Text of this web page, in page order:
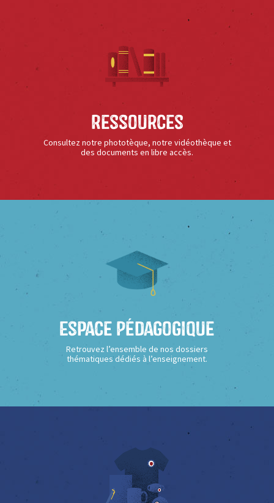
Ressources
Consultez notre phototèque, notre vidéothèque et
des documents en libre accès.
Espace Pédagogique
Retrouvez l’ensemble de nos dossiers
thématiques dédiés à l’enseignement.